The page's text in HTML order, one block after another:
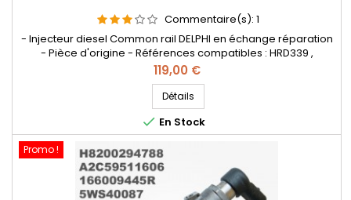
Commentaire(s): 1
- Injecteur diesel Common rail DELPHI en échange réparation
- Pièce d'origine - Références compatibles : HRD339 ,
EJBR05101D , EJBR05102D , 28232251 , 8200421359 , 8200815416 ,
166001137R , 8200421897 , 8200676774 , 7711497343
, 8200421359 , 8200815416 , 166001137R , 8200421897 ,
H8200421897 , 8200676774 , 7711497343 - Pour motorisation
Renault Nissan...
Prix
119,00 €
Détails
 En Stock
Promo !